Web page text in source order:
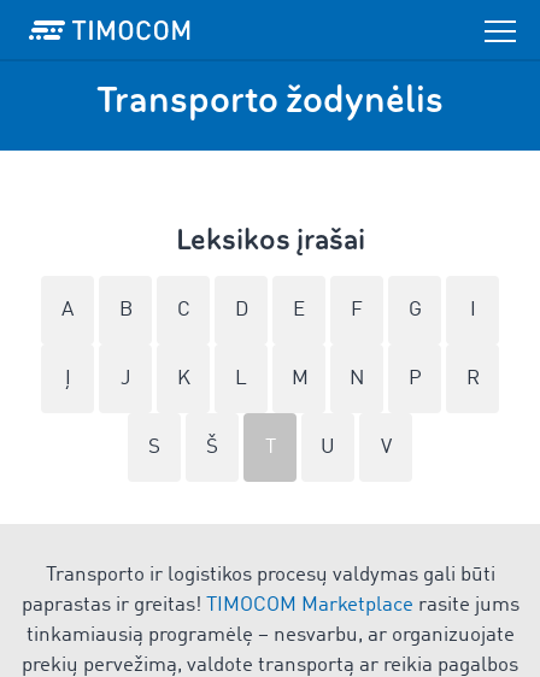
Transporto žodynėlis
Leksikos įrašai
A B C D E F G
J K L M N P R
S Š U V
Transporto ir logistikos procesų valdymas gali būti
paprastas ir greitas!
TIMOCOM Marketplace rasite jums
tinkamiausią programėlę – nesvarbu, ar organizuojate
prekių pervežimą, valdote transportą ar reikia pagalbos